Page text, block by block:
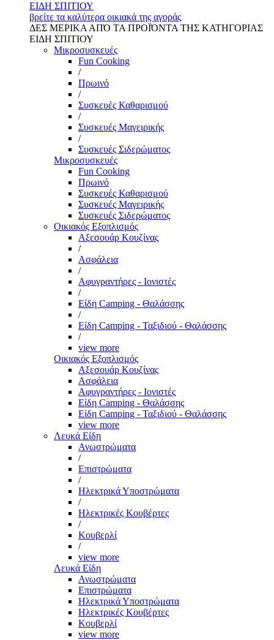
ΕΙΔΗ ΣΠΙΤΙΟΥ
βρείτε τα καλύτερα οικιακά της αγοράς
ΔΕΣ ΜΕΡΙΚΑ ΑΠΌ ΤΑ ΠΡΟΪΌΝΤΑ ΤΗΣ ΚΑΤΗΓΟΡΙΑΣ
ΕΙΔΗ ΣΠΙΤΙΟΥ
Μικροσυσκευές
Fun Cooking
/
Πρωινό
/
Συσκευές Καθαρισμού
/
Συσκευές Μαγειρικής
/
Συσκευές Σιδερώματος
Μικροσυσκευές
Fun Cooking
Πρωινό
Συσκευές Καθαρισμού
Συσκευές Μαγειρικής
Συσκευές Σιδερώματος
Οικιακός Εξοπλισμός
Αξεσουάρ Κουζίνας
/
Ασφάλεια
/
Αφυγραντήρες - Ιονιστές
/
Είδη Camping - Θαλάσσης
/
Είδη Camping - Ταξιδιού - Θαλάσσης
/
view more
Οικιακός Εξοπλισμός
Αξεσουάρ Κουζίνας
Ασφάλεια
Αφυγραντήρες - Ιονιστές
Είδη Camping - Θαλάσσης
Είδη Camping - Ταξιδιού - Θαλάσσης
view more
Λευκά Είδη
Ανωστρώματα
/
Επιστρώματα
/
Ηλεκτρικά Υποστρώματα
/
Ηλεκτρικές Κουβέρτες
/
Κουβερλί
/
view more
Λευκά Είδη
Ανωστρώματα
Επιστρώματα
Ηλεκτρικά Υποστρώματα
Ηλεκτρικές Κουβέρτες
Κουβερλί
view more